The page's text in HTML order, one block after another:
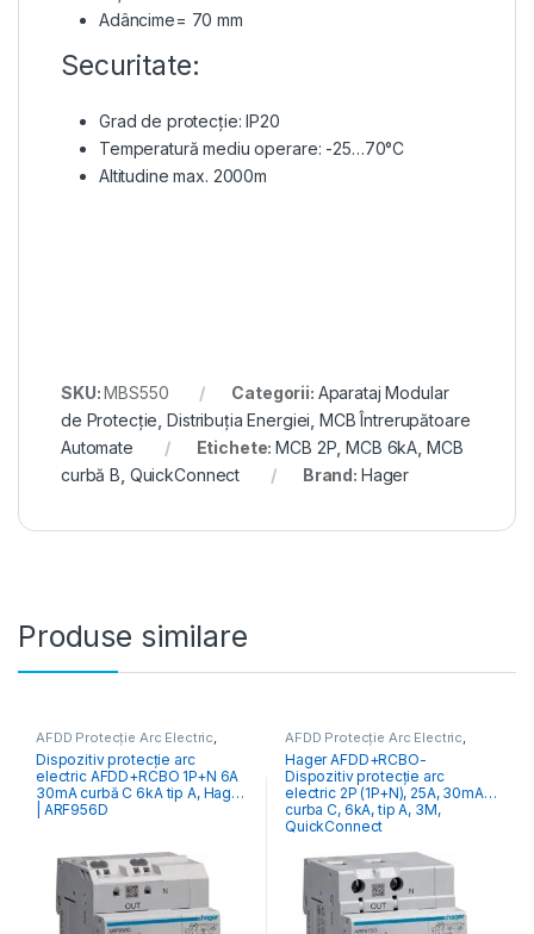
Adâncime= 70 mm
Securitate:
Grad de protecție: IP20
Temperatură mediu operare: -25…70°C
Altitudine max. 2000m
SKU:MBS550 Categorii: Aparataj Modular
de Protecție ,Distribuția Energiei MCB Întrerupătoare
Automate
Etichete:MCB 2P ,MCB 6kA MCB
curbă B QuickConnect Brand: Hager
Produse similare
AFDD Protecție Arc Electric,
Aparataj Modular de Protecție
Distribuția Energiei
Dispozitiv protecție arc
electric AFDD+RCBO 1P+N 6A
30mA curbă C 6kA tip A, Hager
| ARF956D
AFDD Protecție Arc Electric,
Aparataj Modular de Protecție
Distribuția Energiei
Hager AFDD+RCBO-
Dispozitiv protecție arc
electric 2P (1P+N), 25A, 30mA,
curba C, 6kA, tip A, 3M,
QuickConnect